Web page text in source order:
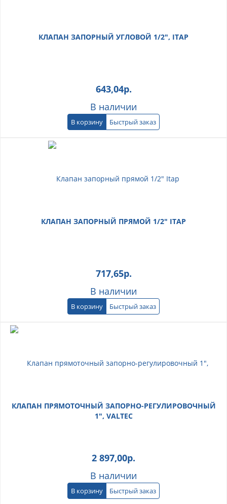
КЛАПАН ЗАПОРНЫЙ УГЛОВОЙ 1/2", ITAP
643,04р.
В наличии
В корзину Быстрый заказ
КЛАПАН ЗАПОРНЫЙ ПРЯМОЙ 1/2" ITAP
717,65р.
В наличии
В корзину Быстрый заказ
КЛАПАН ПРЯМОТОЧНЫЙ ЗАПОРНО-РЕГУЛИРОВОЧНЫЙ
1", VALTEC
2 897,00р.
В наличии
В корзину Быстрый заказ